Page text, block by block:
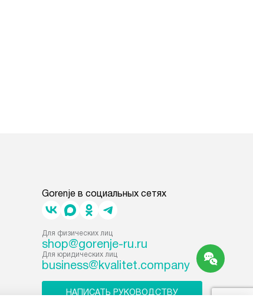
Gorenje в социальных сетях
Для физических лиц
shop@gorenje-ru.ru
Для юридических лиц
business@kvalitet.company
НАПИСАТЬ РУКОВОДСТВУ